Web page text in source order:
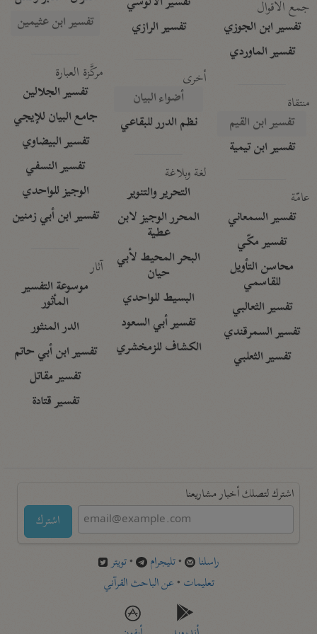
جمع الأقوال
تفسير ابن الجوزي
تفسير الماوردي
منتقاة
تفسير ابن القيم
تفسير ابن تيمية
عامّة
تفسير السمعاني
تفسير مكّي
محاسن التأويل
للقاسمي
تفسير الثعالبي
تفسير السمرقندي
تفسير الثعلبي
تفسير الرازي
أخرى
أضواء البيان
نظم الدرر للبقاعي
لغة وبلاغة
التحرير والتنوير
المحرر الوجيز لابن
عطية
البحر المحيط لأبي
حيان
البسيط للواحدي
تفسير أبي السعود
الكشاف للزمخشري
تفسير ابن عثيمين
مركَّزة العبارة
تفسير الجلالين
جامع البيان للإيجي
تفسير البيضاوي
تفسير النسفي
الوجيز للواحدي
تفسير ابن أبي زمنين
آثار
موسوعة التفسير
المأثور
الدر المنثور
تفسير ابن أبي حاتم
تفسير مقاتل
تفسير قتادة
اشترك لتصلك أخبار مشاريعنا
اشترك
راسلنا •تليجرام •تويتر
تعليمات •عن الباحث القرآني